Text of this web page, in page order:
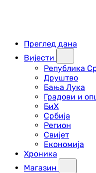
Преглед дана
Вијести
Република
Друштво
Бања Лука
Градови и
БиХ
Србија
Регион
Свијет
Економија
Хроника
Магазин